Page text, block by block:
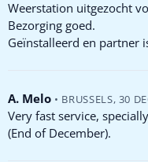
Weerstation uitgezocht
Bezorging goed.
Geïnstalleerd en partner
A. Melo • BRUSSELS, 30
Very fast service,
(End of December).